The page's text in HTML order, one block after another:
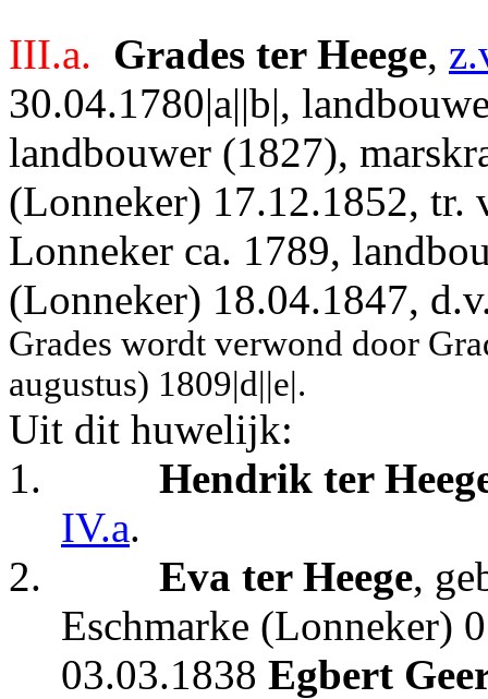
III.a. Grades ter Heege,
30.04.1780|a||b|,
landbouwer (1827),
(Lonneker) 17.12.1852, tr.
Lonneker ca. 1789,
(Lonneker) 18.04.1847,
Grades wordt verwond door
augustus) 1809|d||e|.
Uit dit huwelijk:
1.
Hendrik ter
IV.a.
2.
Eva ter Heege,
Eschmarke (Lonneker)
03.03.1838 Egbert